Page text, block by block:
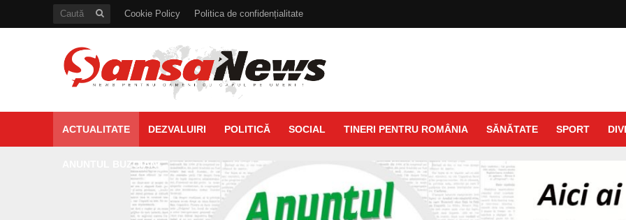
Cookie Policy Politica de confidențialitate
ACTUALITATE DEZVALUIRI POLITICĂ SOCIAL TINERI PENTRU ROMÂNIA SĂNĂTATE SPORT
ANUNTUL BUZOIAN